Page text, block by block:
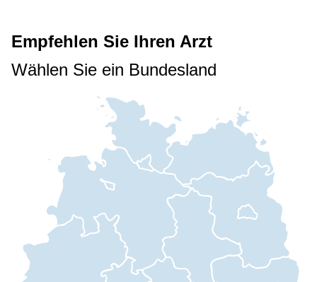
Empfehlen Sie Ihren Arzt
Wählen Sie ein Bundesland